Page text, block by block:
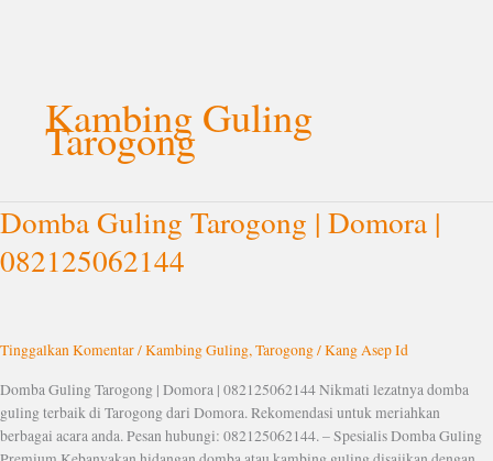
Kambing Guling
Tarogong
Domba Guling Tarogong | Domora |
082125062144
Tinggalkan Komentar/Kambing Guling, Tarogong/Kang Asep Id
Domba Guling Tarogong | Domora | 082125062144 Nikmati lezatnya domba
guling terbaik di Tarogong dari Domora. Rekomendasi untuk meriahkan
berbagai acara anda. Pesan hubungi: 082125062144. – Spesialis Domba Guling
Domba
Guling
Tarogong
082125062144